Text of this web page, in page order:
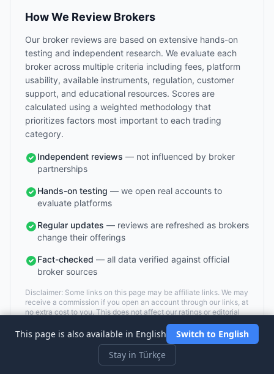
How We Review Brokers
Our broker reviews are based on extensive hands-on
testing and independent research. We evaluate each
broker across multiple criteria including fees, platform
usability, available instruments, regulation, customer
support, and educational resources. Scores are
calculated using a weighted methodology that
prioritizes factors most important to each trading
category.
Independent reviews — not influenced by broker
partnerships
Hands-on testing — we open real accounts to
evaluate platforms
Regular updates — reviews are refreshed as brokers
change their offerings
Fact-checked — all data verified against official
broker sources
Disclaimer: Some links on this page may be affiliate links. We may
receive a commission if you open an account through our links, at
no extra cost to you. This does not affect our ratings or editorial
This page is also available in English
Switch to English
Stay in Türkçe